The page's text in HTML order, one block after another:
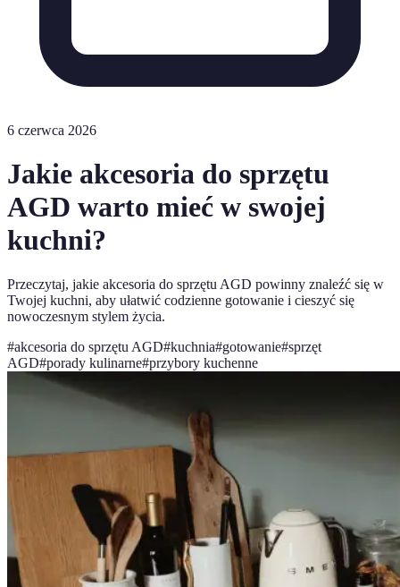
6 czerwca 2026
Jakie akcesoria do sprzętu
AGD warto mieć w swojej
kuchni?
Przeczytaj, jakie akcesoria do sprzętu AGD powinny znaleźć się w
Twojej kuchni, aby ułatwić codzienne gotowanie i cieszyć się
nowoczesnym stylem życia.
#akcesoria do sprzętu AGD#kuchnia#gotowanie#sprzęt
AGD#porady kulinarne#przybory kuchenne